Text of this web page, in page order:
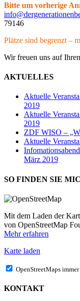
Bitte um vorherige
79146
Plätze sind begrenzt –
Wir freuen uns auf
AKTUELLES
Aktuelle
2019
Aktuelle
2019
ZDF WISO –
Aktuelle
März 2019
SO FINDEN SIE
Mit dem Laden der
von OpenStreetMap
Mehr erfahren
Karte laden
OpenStreetMaps immer
KONTAKT